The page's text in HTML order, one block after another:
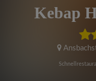
Kebap